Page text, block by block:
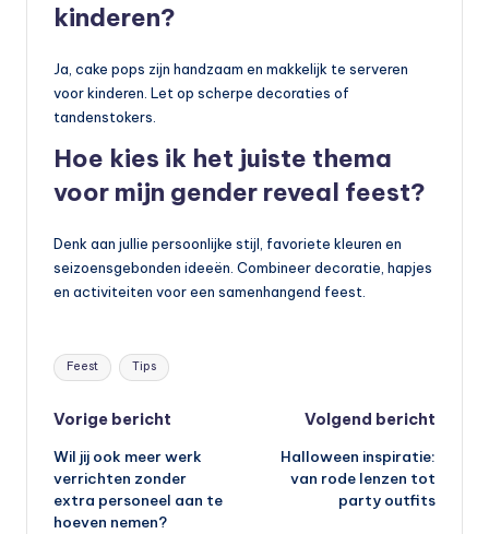
kinderen?
Ja, cake pops zijn handzaam en makkelijk te serveren
voor kinderen. Let op scherpe decoraties of
tandenstokers.
Hoe kies ik het juiste thema
voor mijn gender reveal feest?
Denk aan jullie persoonlijke stijl, favoriete kleuren en
seizoensgebonden ideeën. Combineer decoratie, hapjes
en activiteiten voor een samenhangend feest.
Tags:
Feest Tips
Bericht
navigatie
Vorige bericht
Wil jij ook meer werk
verrichten zonder
extra personeel aan te
hoeven nemen?
Volgend bericht
Halloween inspiratie:
van rode lenzen tot
party outfits